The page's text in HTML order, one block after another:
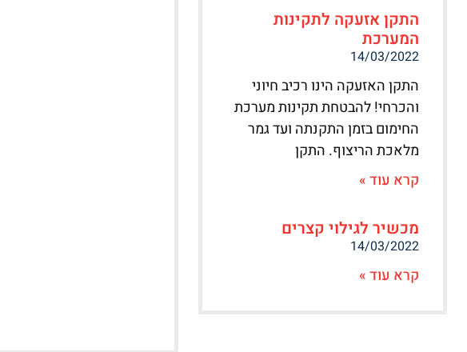
התקן אזעקה לתקינות
המערכת
14/03/2022
התקן האזעקה הינו רכיב חיוני
והכרחי! להבטחת תקינות מערכת
החימום בזמן התקנתה ועד גמר
מלאכת הריצוף. התקן
קרא עוד »
מכשיר לגילוי קצרים
14/03/2022
קרא עוד »